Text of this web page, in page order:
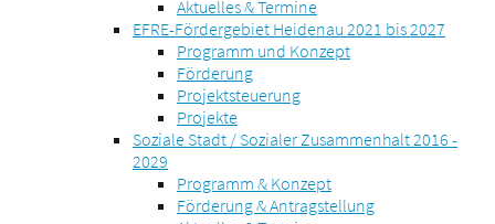
Aktuelles & Termine
EFRE-Fördergebiet Heidenau 2021 bis 2027
Programm und Konzept
Förderung
Projektsteuerung
Projekte
Soziale Stadt / Sozialer Zusammenhalt 2016 -
2029
Programm & Konzept
Förderung & Antragstellung